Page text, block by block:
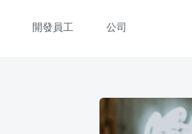
開發員工 公司
分鐘體驗短片